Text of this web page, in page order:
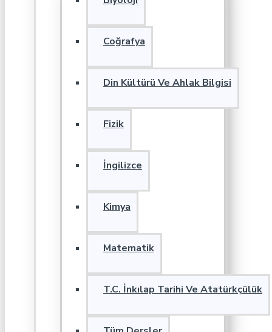
Coğrafya
Din Kültürü Ve Ahlak Bilgisi
Fizik
İngilizce
Kimya
Matematik
T.C. İnkılap Tarihi Ve Atatürkçülük